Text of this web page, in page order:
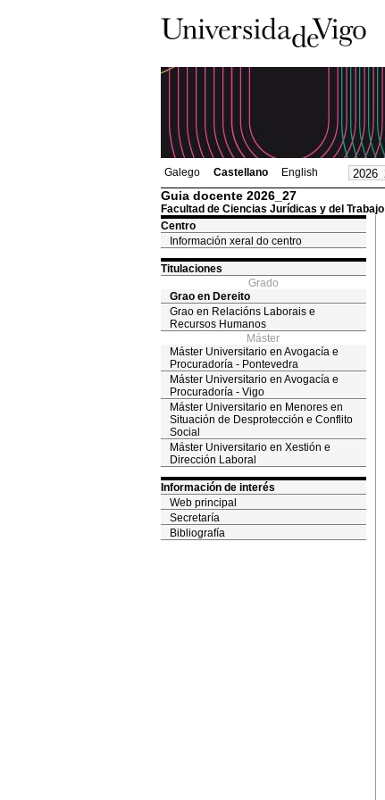
Galego Castellano English
Guia docente 2026_27
Facultad de Ciencias Jurídicas y del Trabajo
Centro
Información xeral do centro
Titulaciones
Grado
Grao en Dereito
Grao en Relacións Laborais e
Recursos Humanos
Máster
Máster Universitario en Avogacía e
Procuradoría - Pontevedra
Máster Universitario en Avogacía e
Procuradoría - Vigo
Máster Universitario en Menores en
Situación de Desprotección e Conflito
Social
Máster Universitario en Xestión e
Dirección Laboral
Información de interés
Web principal
Secretaría
Bibliografía